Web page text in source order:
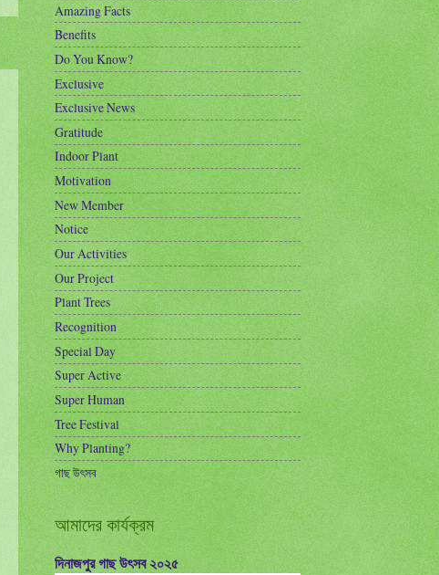
Amazing Facts
Benefits
Do You Know?
Exclusive
Exclusive News
Gratitude
Indoor Plant
Motivation
New Member
Notice
Our Activities
Our Project
Plant Trees
Recognition
Special Day
Super Active
Super Human
Tree Festival
Why Planting?
গাছ উৎসব
আমাদের কার্যক্রম
দিনাজপুর গাছ উৎসব ২০২৫